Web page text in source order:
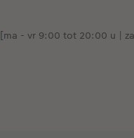
[ma - vr 9:00 tot 20:00 u |